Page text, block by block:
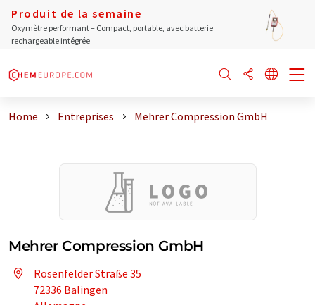
Produit de la semaine
Oxymètre performant – Compact, portable, avec batterie
rechargeable intégrée
Home Entreprises Mehrer Compression GmbH
Mehrer Compression GmbH
Rosenfelder Straße 35
72336 Balingen